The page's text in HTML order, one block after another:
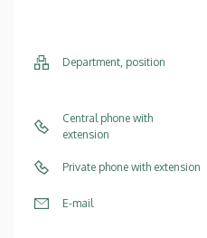
Department, position
Central phone with
extension
Private phone with extension
E-mail